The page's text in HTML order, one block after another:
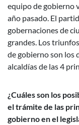
equipo de gobierno
año pasado. El
gobernaciones de
grandes. Los
de gobierno son los
alcaldías de las 4
¿Cuáles son los
el trámite de las
gobierno en el